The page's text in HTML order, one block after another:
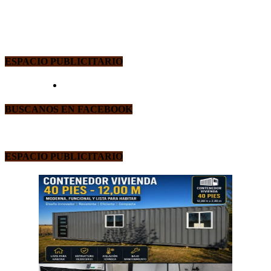
ESPACIO PUBLICITARIO
BUSCANOS EN FACEBOOK
ESPACIO PUBLICITARIO